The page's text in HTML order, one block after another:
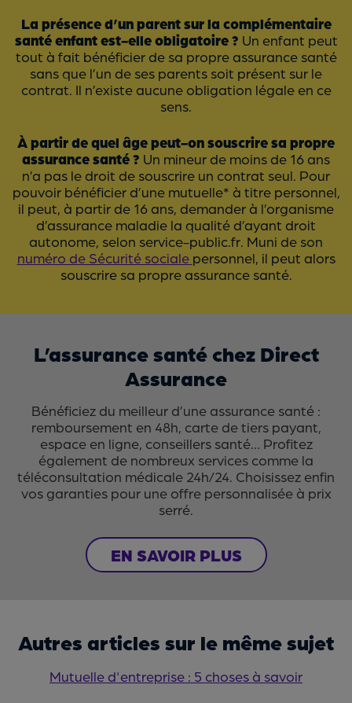
La présence d’un parent sur la complémentaire
santé enfant est-elle obligatoire ? Un enfant peut
tout à fait bénéficier de sa propre assurance santé
sans que l’un de ses parents soit présent sur le
contrat. Il n’existe aucune obligation légale en ce
sens.
À partir de quel âge peut-on souscrire sa propre
assurance santé ? Un mineur de moins de 16 ans
n’a pas le droit de souscrire un contrat seul. Pour
pouvoir bénéficier d’une mutuelle* à titre personnel,
il peut, à partir de 16 ans, demander à l’organisme
d’assurance maladie la qualité d’ayant droit
autonome, selon service-public.fr. Muni de son
numéro de Sécurité sociale personnel, il peut alors
souscrire sa propre assurance santé.
L’assurance santé chez Direct
Assurance
Bénéficiez du meilleur d’une assurance santé :
remboursement en 48h, carte de tiers payant,
espace en ligne, conseillers santé… Profitez
également de nombreux services comme la
téléconsultation médicale 24h/24. Choisissez enfin
vos garanties pour une offre personnalisée à prix
serré.
EN SAVOIR PLUS
Autres articles sur le même sujet
Mutuelle d'entreprise : 5 choses à savoir